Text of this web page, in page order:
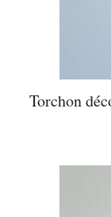
Torchon